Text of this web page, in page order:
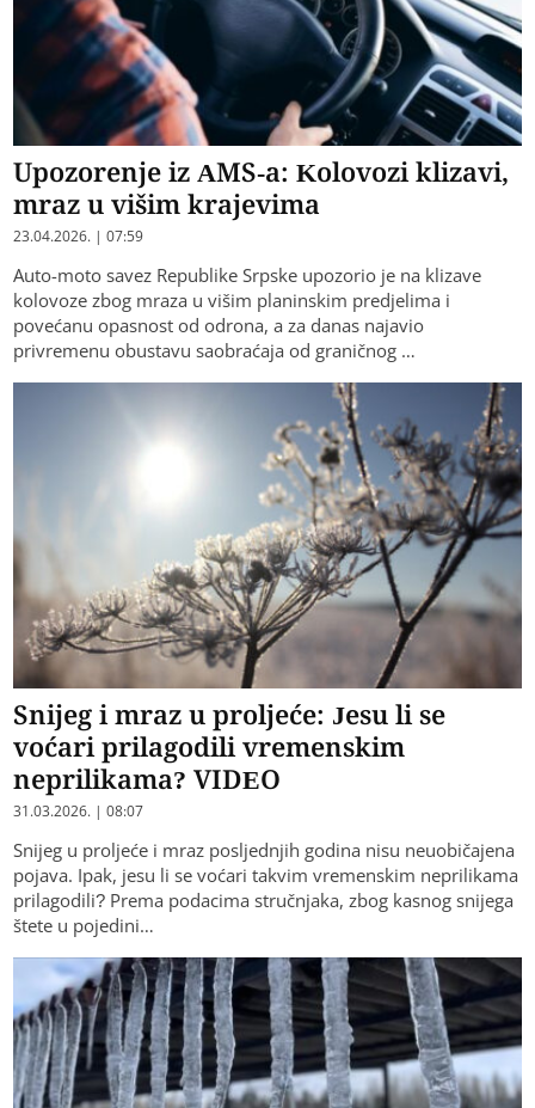
Upozorenje iz AMS-a: Kolovozi klizavi,
mraz u višim krajevima
23.04.2026. | 07:59
Auto-moto savez Republike Srpske upozorio je na klizave
kolovoze zbog mraza u višim planinskim predjelima i
povećanu opasnost od odrona, a za danas najavio
privremenu obustavu saobraćaja od graničnog …
Snijeg i mraz u proljeće: Jesu li se
voćari prilagodili vremenskim
neprilikama? VIDEO
31.03.2026. | 08:07
Snijeg u proljeće i mraz posljednjih godina nisu neuobičajena
pojava. Ipak, jesu li se voćari takvim vremenskim neprilikama
prilagodili? Prema podacima stručnjaka, zbog kasnog snijega
štete u pojedini…